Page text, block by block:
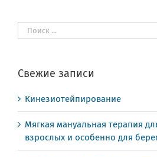
Результат
поиска:
Свежие записи
Кинезиотейпирование
Мягкая мануальная терапия
взрослых и особенно для